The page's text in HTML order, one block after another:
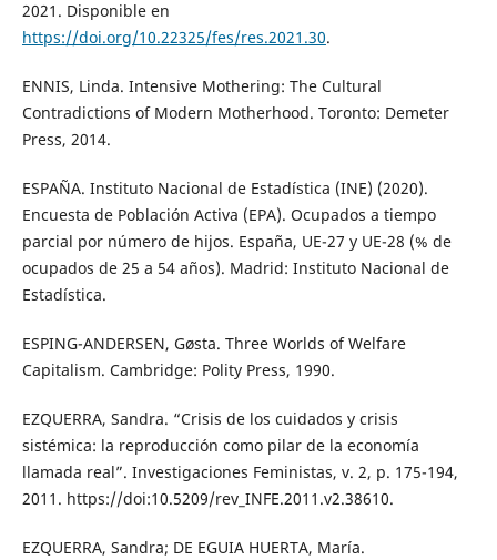
2021. Disponible en
https://doi.org/10.22325/fes/res.2021.30.
ENNIS, Linda. Intensive Mothering: The Cultural
Contradictions of Modern Motherhood. Toronto: Demeter
Press, 2014.
ESPAÑA. Instituto Nacional de Estadística (INE) (2020).
Encuesta de Población Activa (EPA). Ocupados a tiempo
parcial por número de hijos. España, UE-27 y UE-28 (% de
ocupados de 25 a 54 años). Madrid: Instituto Nacional de
Estadística.
ESPING-ANDERSEN, Gøsta. Three Worlds of Welfare
Capitalism. Cambridge: Polity Press, 1990.
EZQUERRA, Sandra. “Crisis de los cuidados y crisis
sistémica: la reproducción como pilar de la economía
llamada real”. Investigaciones Feministas, v. 2, p. 175-194,
2011. https://doi:10.5209/rev_INFE.2011.v2.38610.
EZQUERRA, Sandra; DE EGUIA HUERTA, María.